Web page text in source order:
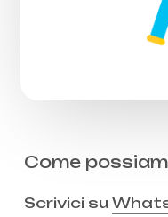
Come
Scrivici su